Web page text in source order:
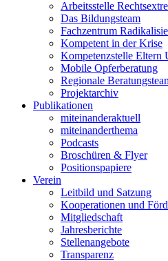
Arbeitsstelle
Das Bildungsteam
Fachzentrum
Kompetent in der Krise
Kompetenzstelle Eltern
Mobile Opferberatung
Regionale
Projektarchiv
Publikationen
miteinanderaktuell
miteinanderthema
Podcasts
Broschüren & Flyer
Positionspapiere
Verein
Leitbild und Satzung
Kooperationen und
Mitgliedschaft
Jahresberichte
Stellenangebote
Transparenz